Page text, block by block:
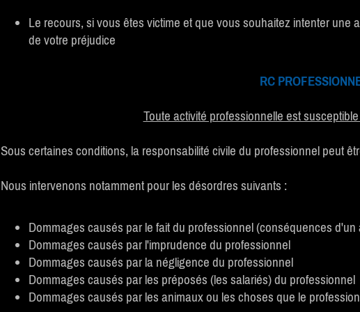
Le recours, si vous êtes victime et que vous souhaitez intenter
de votre préjudice
RC
Toute activité professionnelle est
Sous certaines conditions, la responsabilité civile du professionnel peut
Nous intervenons notamment pour les désordres suivants :
Dommages causés par le fait du professionnel (conséquences d'un
Dommages causés par l'imprudence du professionnel
Dommages causés par la négligence du professionnel
Dommages causés par les préposés (les salariés) du professionnel
Dommages causés par les animaux ou les choses que le